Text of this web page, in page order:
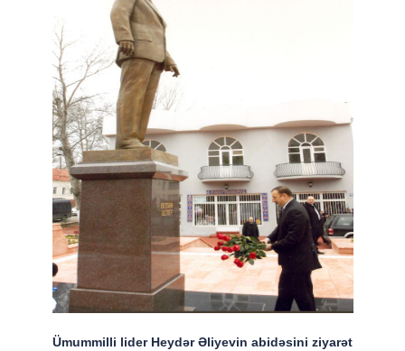
Ümummilli lider Heydər Əliyevin abidəsini ziyarət